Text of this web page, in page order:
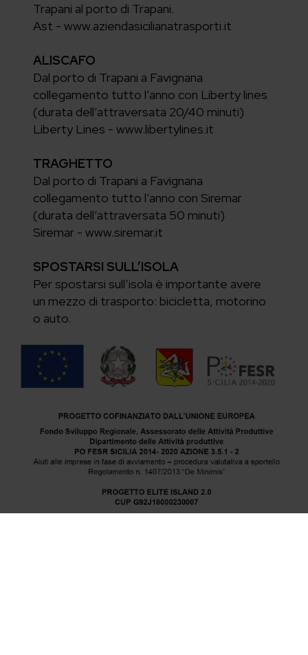
Trapani al porto di Trapani.
Ast - www.aziendasicilianatrasporti.it
ALISCAFO
Dal porto di Trapani a Favignana
collegamento tutto l’anno con Liberty lines
(durata dell’attraversata 20/40 minuti)
Liberty Lines - www.libertylines.it
TRAGHETTO
Dal porto di Trapani a Favignana
collegamento tutto l’anno con Siremar
(durata dell’attraversata 50 minuti)
Siremar - www.siremar.it
SPOSTARSI SULL’ISOLA
Per spostarsi sull’isola è importante avere
un mezzo di trasporto: bicicletta, motorino
o auto.